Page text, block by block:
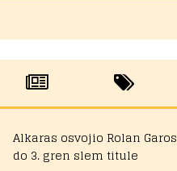
Alkaras osvojio Rolan
do 3. gren slem titule